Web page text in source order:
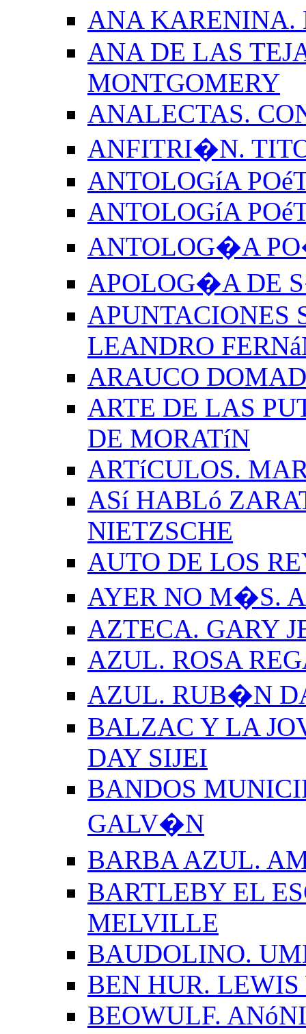
ANA
ANA DE LAS
MONTGOMERY
ANALECTAS.
ANFITRI�N.
ANTOLOGíA
ANTOLOGíA
ANTOLOG�A
APOLOG�A DE
APUNTACIONES
LEANDRO
ARAUCO
ARTE DE LAS
DE MORATíN
ARTíCULOS.
ASí HABLó
NIETZSCHE
AUTO DE LOS
AYER NO M�S.
AZTECA. GARY
AZUL. ROSA
AZUL. RUB�N
BALZAC Y LA
DAY SIJEI
BANDOS
GALV�N
BARBA AZUL.
BARTLEBY EL
MELVILLE
BAUDOLINO.
BEN HUR.
BEOWULF.